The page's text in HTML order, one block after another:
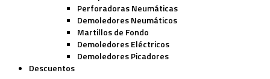
Perforadoras Neumáticas
Demoledores Neumáticos
Martillos de Fondo
Demoledores Eléctricos
Demoledores Picadores
Descuentos